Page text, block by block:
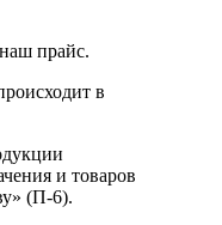
прайс.
в
и товаров
(П-6).